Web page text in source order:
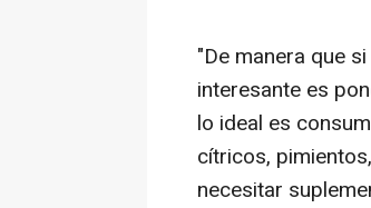
"De manera que
interesante es
lo ideal es
cítricos,
necesitar